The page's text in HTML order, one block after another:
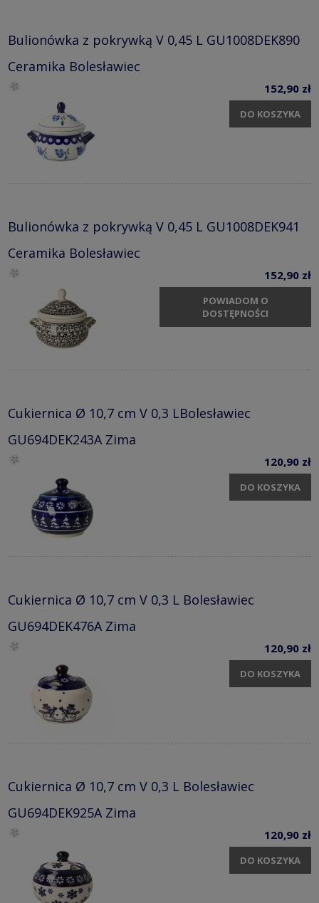
Bulionówka z pokrywką V 0,45 L GU1008DEK890
Ceramika Bolesławiec
152,90 zł
DO KOSZYKA
Bulionówka z pokrywką V 0,45 L GU1008DEK941
Ceramika Bolesławiec
152,90 zł
POWIADOM O
DOSTĘPNOŚCI
Cukiernica Ø 10,7 cm V 0,3 LBolesławiec
GU694DEK243A Zima
120,90 zł
DO KOSZYKA
Cukiernica Ø 10,7 cm V 0,3 L Bolesławiec
GU694DEK476A Zima
120,90 zł
DO KOSZYKA
Cukiernica Ø 10,7 cm V 0,3 L Bolesławiec
GU694DEK925A Zima
120,90 zł
DO KOSZYKA